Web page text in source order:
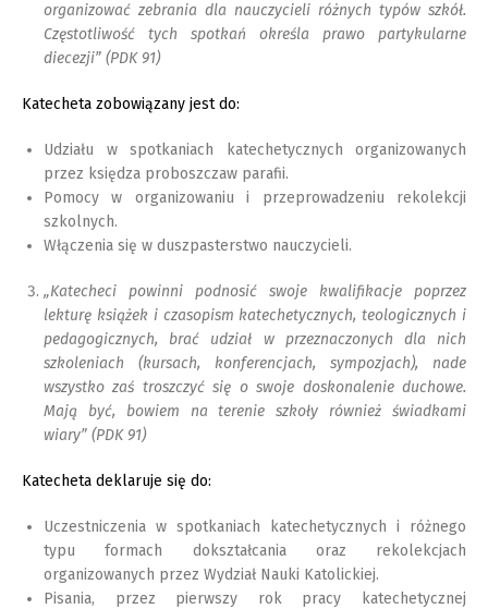
organizować zebrania dla nauczycieli różnych typów szkół.
Częstotliwość tych spotkań określa prawo partykularne
diecezji” (PDK 91)
Katecheta zobowiązany jest do:
Udziału w spotkaniach katechetycznych organizowanych
przez księdza proboszczaw parafii.
Pomocy w organizowaniu i przeprowadzeniu rekolekcji
szkolnych.
Włączenia się w duszpasterstwo nauczycieli.
„Katecheci powinni podnosić swoje kwalifikacje poprzez
lekturę książek i czasopism katechetycznych, teologicznych i
pedagogicznych, brać udział w przeznaczonych dla nich
szkoleniach (kursach, konferencjach, sympozjach), nade
wszystko zaś troszczyć się o swoje doskonalenie duchowe.
Mają być, bowiem na terenie szkoły również świadkami
wiary” (PDK 91)
Katecheta deklaruje się do:
Uczestniczenia w spotkaniach katechetycznych i różnego
typu formach dokształcania oraz rekolekcjach
organizowanych przez Wydział Nauki Katolickiej.
Pisania, przez pierwszy rok pracy katechetycznej